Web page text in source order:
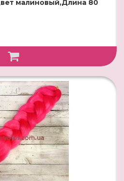
малиновый,Длина 80